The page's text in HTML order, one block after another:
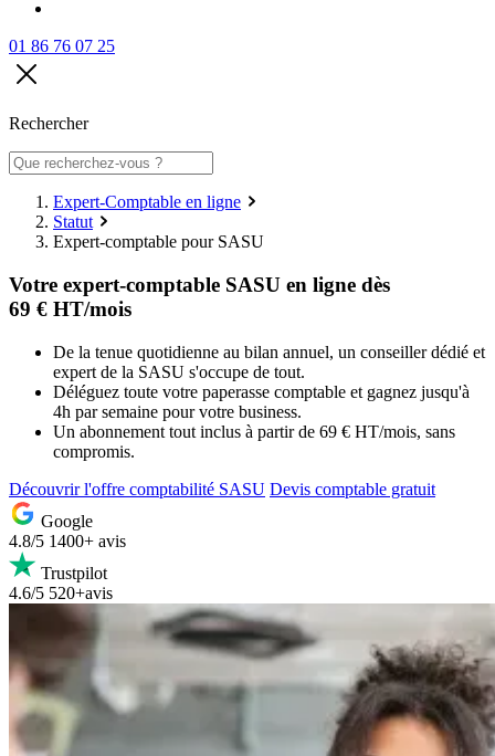
01 86 76 07 25
Rechercher
Expert-Comptable en ligne
Statut
Expert-comptable pour SASU
Votre expert-comptable SASU en ligne dès
69 € HT/mois
De la tenue quotidienne au bilan annuel, un conseiller dédié et
expert de la SASU s'occupe de tout.
Déléguez toute votre paperasse comptable et gagnez jusqu'à
4h par semaine pour votre business.
Un abonnement tout inclus à partir de 69 € HT/mois, sans
compromis.
Découvrir l'offre comptabilité SASU Devis comptable gratuit
Google
4.8/5 1400+ avis
Trustpilot
4.6/5 520+avis